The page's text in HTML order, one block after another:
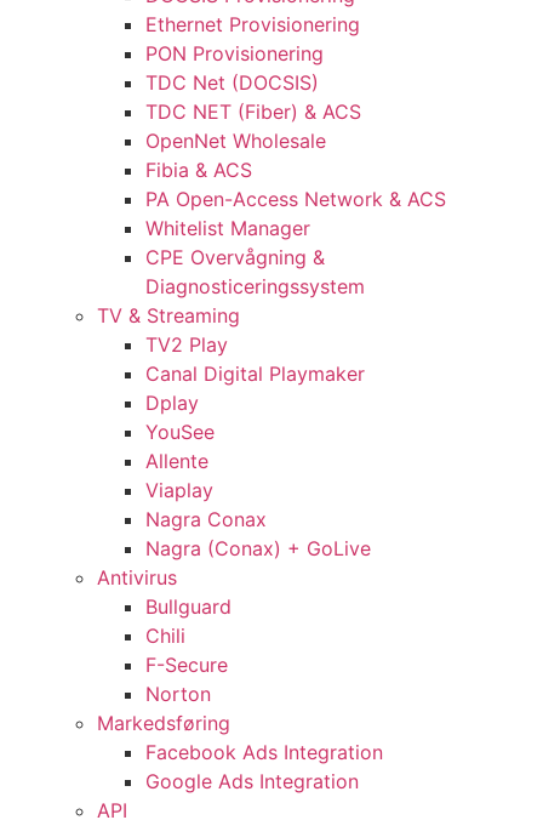
Ethernet Provisionering
PON Provisionering
TDC Net (DOCSIS)
TDC NET (Fiber) & ACS
OpenNet Wholesale
Fibia & ACS
PA Open-Access Network & ACS
Whitelist Manager
CPE Overvågning &
Diagnosticeringssystem
TV & Streaming
TV2 Play
Canal Digital Playmaker
Dplay
YouSee
Allente
Viaplay
Nagra Conax
Nagra (Conax) + GoLive
Antivirus
Bullguard
Chili
F-Secure
Norton
Markedsføring
Facebook Ads Integration
Google Ads Integration
API